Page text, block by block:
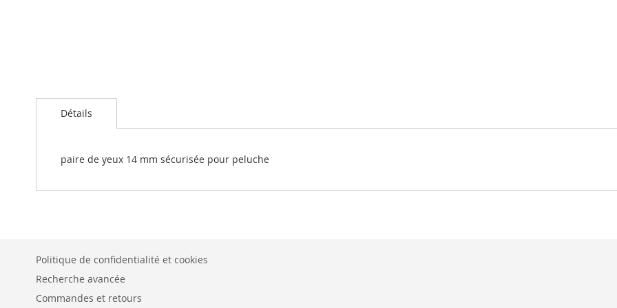
au
début
Galerie
d’images
Détails
paire de yeux 14 mm sécurisée pour peluche
Politique de confidentialité et cookies
Recherche avancée
Commandes et retours